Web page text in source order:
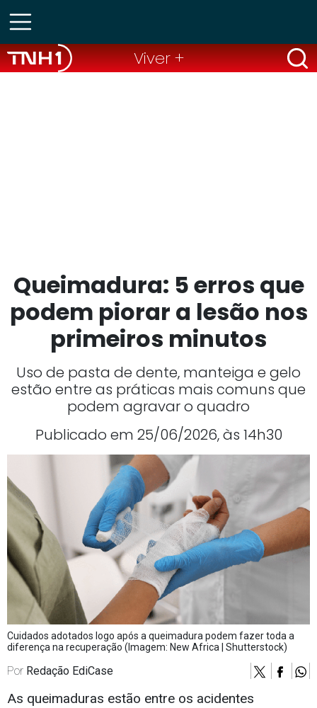
Viver +
Queimadura: 5 erros que
podem piorar a lesão nos
primeiros minutos
Uso de pasta de dente, manteiga e gelo
estão entre as práticas mais comuns que
podem agravar o quadro
Publicado em 25/06/2026, às 14h30
Cuidados adotados logo após a queimadura podem fazer toda a
diferença na recuperação (Imagem: New Africa | Shutterstock)
Por Redação EdiCase
As queimaduras estão entre os acidentes